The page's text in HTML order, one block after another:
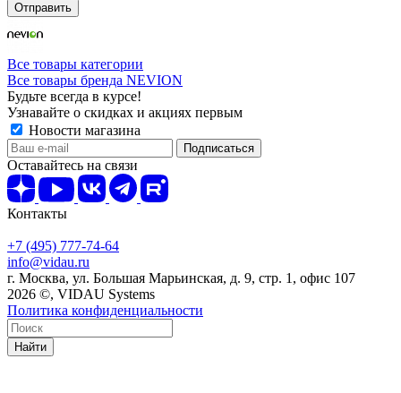
Отправить
Все товары категории
Все товары бренда NEVION
Будьте всегда в курсе!
Узнавайте о скидках и акциях первым
Новости магазина
Оставайтесь на связи
Контакты
+7 (495) 777-74-64
info@vidau.ru
г. Москва, ул. Большая Марьинская, д. 9, стр. 1, офис 107
2026 ©, VIDAU Systems
Политика конфиденциальности
Найти